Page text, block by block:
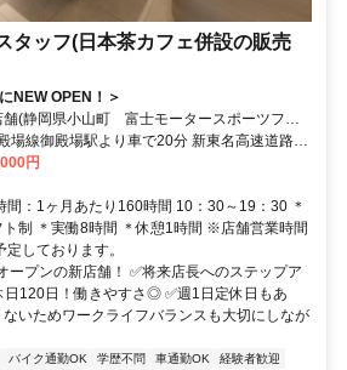
タッフ(日本茶カフェ併設の販売
NEW OPEN！＞
(静岡県小山町 富士モータースポーツフォ
場線御殿場駅より車で20分 新東名高速道路新
15分
円
間：1ヶ月あたり160時間 10：30～19：30 ＊
制 ＊実働8時間 ＊休憩1時間 ※店舗営業時間
しております。
ープンの新店舗！ ✅将来店長へのステップア
日120日！働きやすさ◎ ✅週1日定休日もあ
いためワークライフバランスも大切にしなが
バイク通勤OK 学歴不問 車通勤OK
経験者歓迎